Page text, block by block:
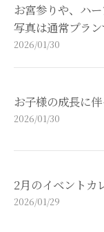
お宮参りや、ハ
写真は通常プラン
2026/01/30
お子様の成長に
2026/01/30
2月のイベントカ
2026/01/29